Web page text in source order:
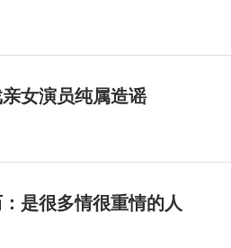
女演员纯属造谣
是很多情很重情的人